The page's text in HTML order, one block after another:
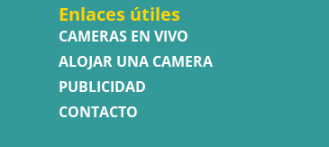
Enlaces útiles
CAMERAS EN VIVO
ALOJAR UNA CAMERA
PUBLICIDAD
CONTACTO